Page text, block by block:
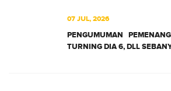
07 JUL, 2026
PENGUMUMAN
TURNING DIA 6, DLL